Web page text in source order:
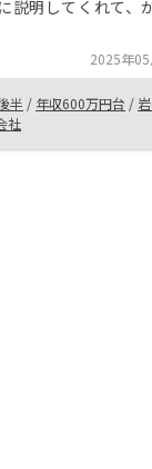
説明してくれて、
をすぐにする事がで
や空室リスク等へ
が個人的には魅力に
2025年
半 / 年収600万円台 /
社